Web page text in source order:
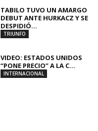
TABILO TUVO UN AMARGO
DEBUT ANTE HURKACZ Y SE
DESPIDIÓ...
TRIUNFO
VIDEO: ESTADOS UNIDOS
“PONE PRECIO” A LA C...
INTERNACIONAL